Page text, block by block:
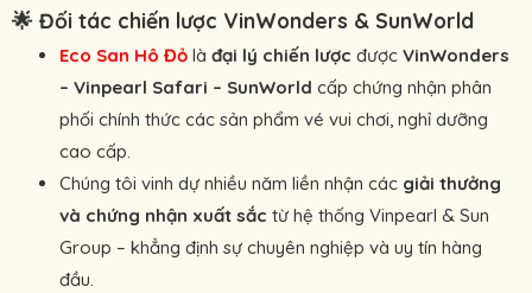
🌟 Đối tác chiến lược VinWonders & SunWorld
Eco San Hô Đỏ là đại lý chiến lược được VinWonders
– Vinpearl Safari – SunWorld cấp chứng nhận phân
phối chính thức các sản phẩm vé vui chơi, nghỉ dưỡng
cao cấp.
Chúng tôi vinh dự nhiều năm liền nhận các giải thưởng
và chứng nhận xuất sắc từ hệ thống Vinpearl & Sun
Group – khẳng định sự chuyên nghiệp và uy tín hàng
đầu.